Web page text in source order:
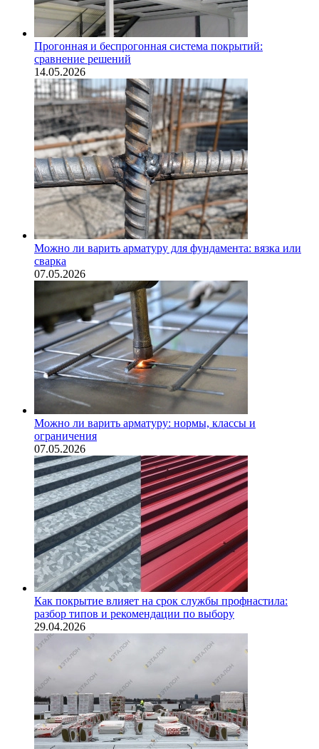
Прогонная и беспрогонная система покрытий:
сравнение решений
14.05.2026
Можно ли варить арматуру для фундамента: вязка или
сварка
07.05.2026
Можно ли варить арматуру: нормы, классы и
ограничения
07.05.2026
Как покрытие влияет на срок службы профнастила:
разбор типов и рекомендации по выбору
29.04.2026